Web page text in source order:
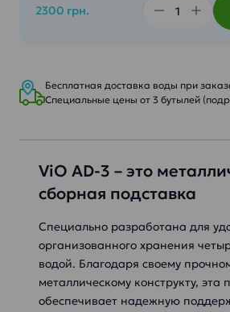
2300 грн.
Бесплатная доставка воды при
Специальные цены от 3 бутылей
ViO AD-3 – это
сборная подставка
Cпециально разработана для
организованного хранения
водой. Благодаря своему
металлическому конструкту, эта
обеспечивает надежную